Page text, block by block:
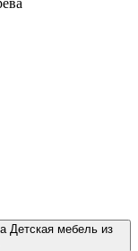
Детская мебель из